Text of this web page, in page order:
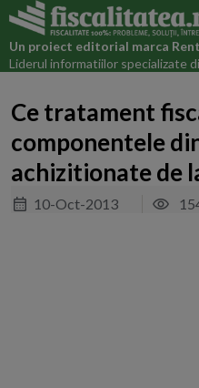
Un proiect editorial marca
Liderul informatiilor specializate
Ce tratament
componentele
achizitionate de
10-Oct-2013